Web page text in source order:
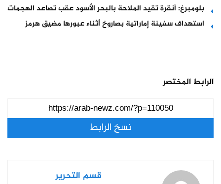
بلومبرغ: أنقرة تقيد الملاحة بالبحر الأسود عقب تصاعد الهجمات
استهداف سفينة إماراتية بصاروخ أثناء عبورها مضيق هرمز
الرابط المختصر
نسخ الرابط
قسم التحرير